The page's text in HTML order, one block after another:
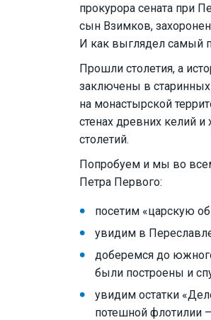
прокурора сената при
сын Взимков,
И как выглядел самый
Прошли столетия, а
заключены в
на монастырской
стенах древних келий
столетий.
Попробуем и мы во
Петра Первого:
посетим «царскую
увидим в
доберемся до
были построены и
увидим остатки
потешной флотилии